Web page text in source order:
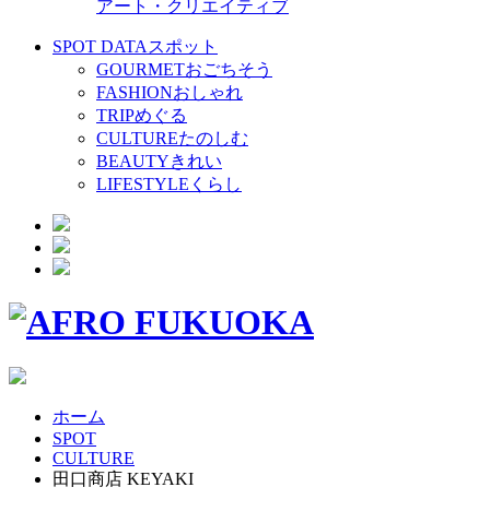
アート・クリエイティブ
SPOT DATA スポット
GOURMETおごちそう
FASHIONおしゃれ
TRIPめぐる
CULTUREたのしむ
BEAUTYきれい
LIFESTYLE くらし
ホーム
SPOT
CULTURE
田口商店 KEYAKI